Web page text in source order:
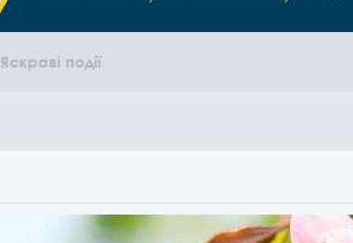
Яскраві події